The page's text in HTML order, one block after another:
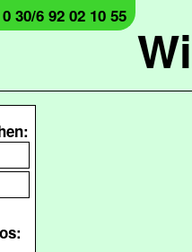
30/6 92 02 10 55